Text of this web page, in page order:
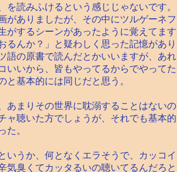
読みふけるという感じじゃないです。
がありましたが、その中にツルゲーネフ
がするシーンがあったように覚えてます
るんか？」と疑わしく思った記憶があり
語の原書で読んだとかいいますが、あれ
いいから、皆もやってるからでやってた
基本的には同じだと思う。
まりその世界に耽溺することはないの
ャ聴いた方でしょうが、それでも基本的
た。
うか、何となくエラそうで、カッコイ
気臭くてカッタるいの聴いてるんだろと